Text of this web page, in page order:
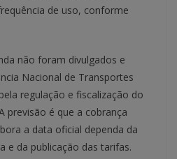
de uso, conforme
não foram divulgados e
Nacional de Transportes
regulação e fiscalização do
previsão é que a cobrança
a data oficial dependa da
e da publicação das tarifas.